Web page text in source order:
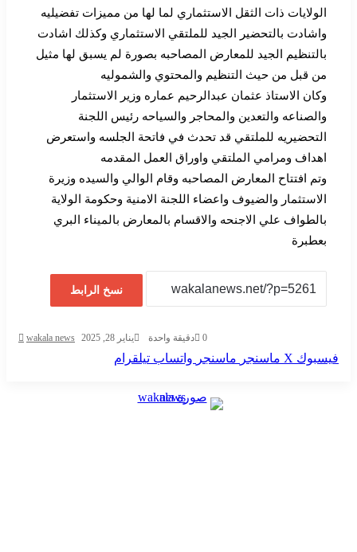
الولايات ذات الثقل الاستثماري لما لها من مميزات تفضيليه
واشادت بالتحضير الجيد للملتقي الاستثماري وكذلك اشادت
بالتنظيم الجيد للمعارض المصاحبه بصورة لم يسبق لها مثيل
من قبل من حيث التنظيم والمحتوي والشموليه
وكان الاستاذ عثمان عبدالرحيم عماره وزير الاستثمار
والصناعه والتعدين والمحاجر والسياحه رئيس اللجنة
التحضيريه للملتقي قد تحدث في فاتحة الجلسه واستعرض
اهداف ومرامي الملتقي واوراق العمل المقدمه
وتم افتتاح المعارض المصاحبه وقام الوالي والسيده وزيرة
الاستثمار والضيوف واعضاء اللجنة الامنية وحكومة الولاية
بالطواف علي الاجنحه والاقسام بالمعارض بالميناء البري
بعطبرة
نسخ الرابط
wakala news يناير 28, 2025 0 دقيقة واحدة
فيسبوك ‫X ماسنجر ماسنجر واتساب تيلقرام